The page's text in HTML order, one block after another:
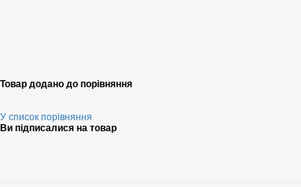
Товар додано до порівняння
У список порівняння
Ви підписалися на товар